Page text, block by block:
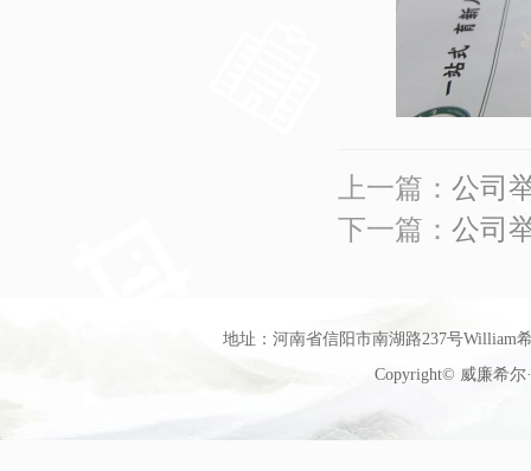
上一篇： 公司
下一篇： 公司
地址：河南省信阳市南湖路237号William
Copyright© 威廉希